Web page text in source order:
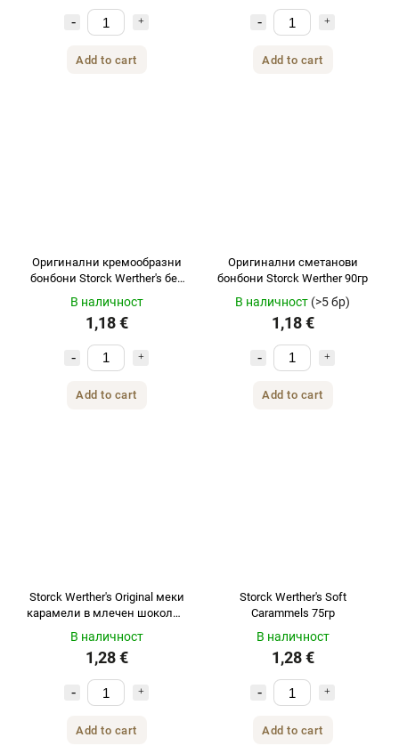
Add to cart Add to cart
Оригинални кремообразни
бонбони Storck Werther's без
В наличност
1,18 €
Add to cart
Оригинални сметанови
бонбони Storck Werther 90гр
В наличност (>5 бр)
1,18 €
Add to cart
Storck Werther's Original меки
карамели в млечен шоколад
В наличност
1,28 €
Add to cart
Storck Werther's Soft
Carammels 75гр
В наличност
1,28 €
Add to cart